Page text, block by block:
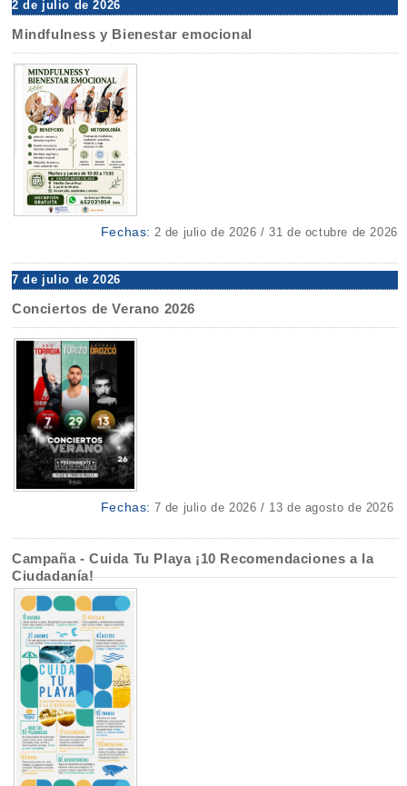
2 de julio de 2026
Mindfulness y Bienestar emocional
Fechas: 2 de julio de 2026 / 31 de octubre de 2026
7 de julio de 2026
Conciertos de Verano 2026
Fechas: 7 de julio de 2026 / 13 de agosto de 2026
Campaña - Cuida Tu Playa ¡10 Recomendaciones a la
Ciudadanía!